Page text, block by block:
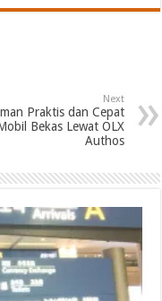
Next
Praktis dan Cepat
Bekas Lewat OLX
Authos